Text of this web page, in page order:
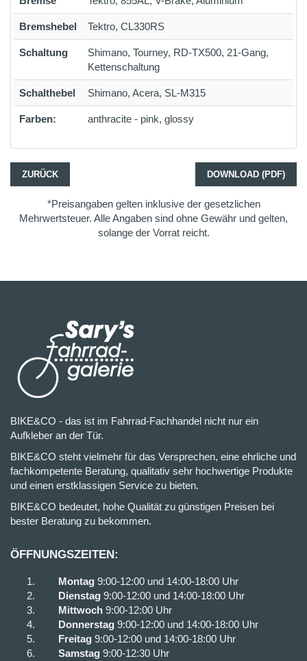
Bremshebel Tektro, CL330RS
Schaltung
Shimano, Tourney, RD-TX500, 21-Gang,
Kettenschaltung
Schalthebel Shimano, Acera, SL-M315
Farben: anthracite - pink, glossy
ZURÜCK DOWNLOAD (PDF)
*Preisangaben gelten inklusive der gesetzlichen
Mehrwertsteuer. Alle Angaben sind ohne Gewähr und gelten,
solange der Vorrat reicht.
BIKE&CO - das ist im Fahrrad-Fachhandel nicht nur ein
Aufkleber an der Tür.
BIKE&CO steht vielmehr für das Versprechen, eine ehrliche und
fachkompetente Beratung, qualitativ sehr hochwertige Produkte
und einen erstklassigen Service zu bieten.
BIKE&CO bedeutet, hohe Qualität zu günstigen Preisen bei
bester Beratung zu bekommen.
ÖFFNUNGSZEITEN:
Montag 9:00-12:00 und 14:00-18:00 Uhr
Dienstag 9:00-12:00 und 14:00-18:00 Uhr
Mittwoch 9:00-12:00 Uhr
Donnerstag 9:00-12:00 und 14:00-18:00 Uhr
Freitag 9:00-12:00 und 14:00-18:00 Uhr
Samstag 9:00-12:30 Uhr